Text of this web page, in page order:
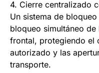
4. Cierre centralizado
Un sistema de
bloqueo simultáneo
frontal, protegiendo el
autorizado y las
transporte.